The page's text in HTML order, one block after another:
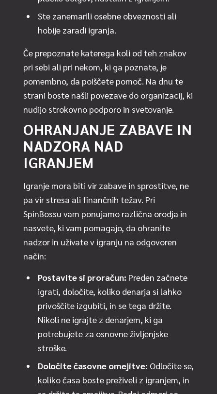
Ste zanemarili osebne obveznosti ali
hobije zaradi igranja.
Če prepoznate katerega koli od teh znakov
pri sebi ali pri nekom, ki ga poznate, je
pomembno, da poiščete pomoč. Na dnu te
strani boste našli povezave do organizacij, ki
nudijo strokovno podporo in svetovanje.
OHRANJANJE ZABAVE IN
NADZORA NAD
IGRANJEM
Igranje mora biti vir zabave in sprostitve, ne
pa vir stresa ali finančnih težav. Pri
SpinBossu vam ponujamo različna orodja in
nasvete, ki vam pomagajo, da ohranite
nadzor in uživate v igranju na odgovoren
način:
Postavite si proračun: Preden začnete
igrati, določite, koliko denarja si lahko
privoščite izgubiti, in se tega držite.
Nikoli ne igrajte z denarjem, ki ga
potrebujete za osnovne življenjske
stroške.
Določite časovne omejitve: Odločite se,
koliko časa boste preživeli z igranjem, in